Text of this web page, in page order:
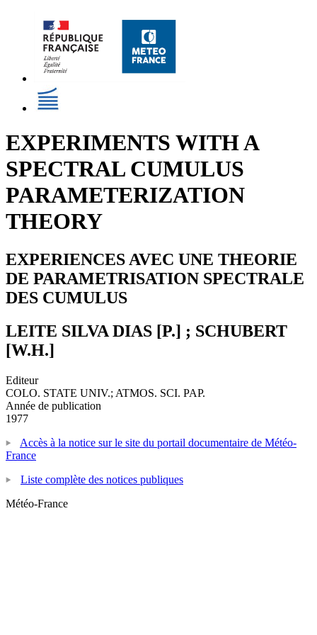
EXPERIMENTS WITH A
SPECTRAL CUMULUS
PARAMETERIZATION
THEORY
EXPERIENCES AVEC UNE THEORIE
DE PARAMETRISATION SPECTRALE
DES CUMULUS
LEITE SILVA DIAS [P.] ; SCHUBERT
[W.H.]
Editeur
COLO. STATE UNIV.; ATMOS. SCI. PAP.
Année de publication
1977
Accès à la notice sur le site du portail documentaire de Météo-
France
Liste complète des notices publiques
Météo-France